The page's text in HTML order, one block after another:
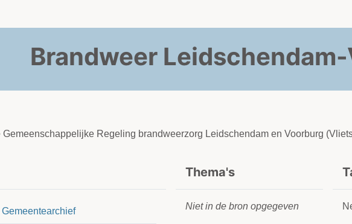
Brandweer
Gemeenschappelijke Regeling brandweerzorg Leidschendam en Voorburg
Gemeentearchief
Thema's
Niet in de bron opgegeven